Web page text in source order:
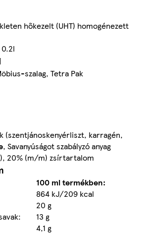
hőkezelt (UHT) homogénezett
szalag, Tetra Pak
(szentjánoskenyérliszt, karragén,
, Savanyúságot szabályzó anyag
20% (m/m) zsírtartalom
100 ml termékben:
864 kJ/209 kcal
20 g
13 g
4,1 g